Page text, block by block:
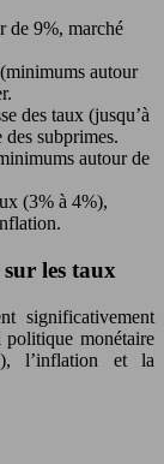
de 9%, marché
autour
des taux (jusqu’à
subprimes.
autour de
(3% à 4%),
les taux
significativement
monétaire
l’inflation et la